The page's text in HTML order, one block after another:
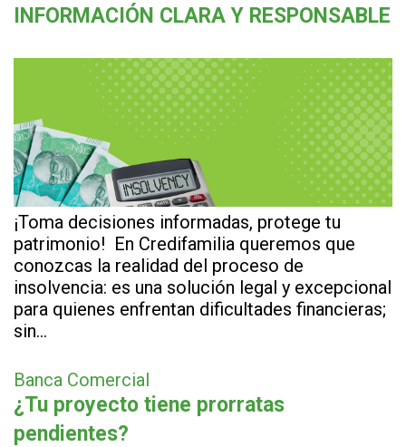
INFORMACIÓN CLARA Y RESPONSABLE
¡Toma decisiones informadas, protege tu
patrimonio! En Credifamilia queremos que
conozcas la realidad del proceso de
insolvencia: es una solución legal y excepcional
para quienes enfrentan dificultades financieras;
sin…
Banca Comercial
¿Tu proyecto tiene prorratas
pendientes?